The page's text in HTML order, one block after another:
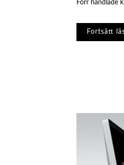
Förr handlade
Fortsätt